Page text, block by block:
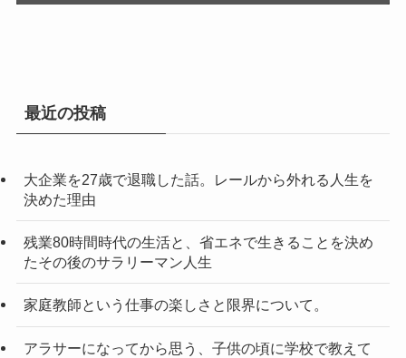
最近の投稿
大企業を27歳で退職した話。レールから外れる人生を
決めた理由
残業80時間時代の生活と、省エネで生きることを決め
たその後のサラリーマン人生
家庭教師という仕事の楽しさと限界について。
アラサーになってから思う、子供の頃に学校で教えて